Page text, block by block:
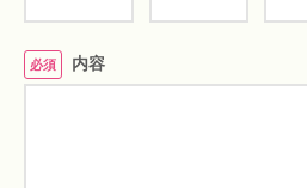
必須 内容